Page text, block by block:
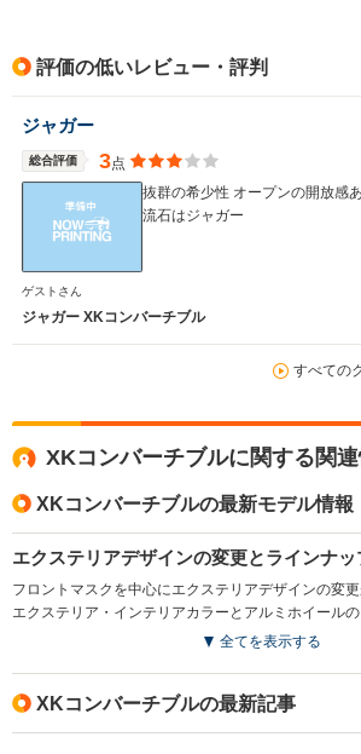
るデザインと内装のレトロな美
たＢＭＷ７台やメルセデス２台
のヘッドライト（特に最近の車
るべく車の少ないエリアを選んで
ガーのディーラーの整備はイマイ
評価の低いレビュー・評判
ジャガー
総合評価 3点
抜群の希少性 オープンの開放感
流石はジャガー
ゲストさん
ジャガー XKコンバーチブル
すべての
XKコンバーチブルに関する関
XKコンバーチブルの最新モデル情報
エクステリアデザインの変更とラインナッ
エクステリア・インテリアカラーとアルミホイールのラインナップ
全てを表示する
XKコンバーチブルの最新記事